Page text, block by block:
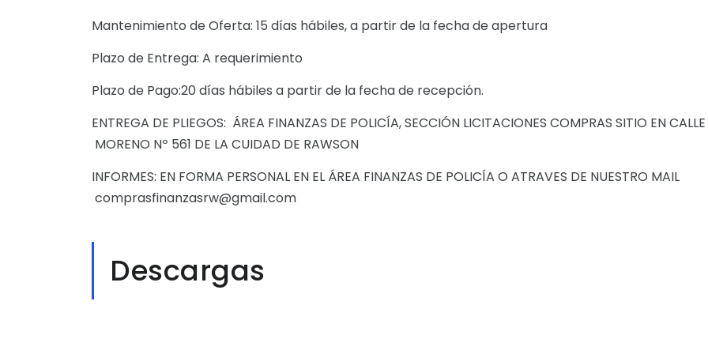
Mantenimiento de Oferta: 15 días hábiles, a partir de la fecha de apertura
Plazo de Entrega: A requerimiento
Plazo de Pago:20 días hábiles a partir de la fecha de recepción.
ENTREGA DE PLIEGOS: ÁREA FINANZAS DE POLICÍA, SECCIÓN LICITACIONES COMPRAS SITIO EN
MORENO Nº 561 DE LA CUIDAD DE RAWSON
INFORMES: EN FORMA PERSONAL EN EL ÁREA FINANZAS DE POLICÍA O ATRAVES DE NUESTRO MAIL
comprasfinanzasrw@gmail.com
Descargas